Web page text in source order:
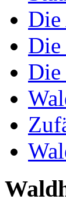
Die
Die
Die